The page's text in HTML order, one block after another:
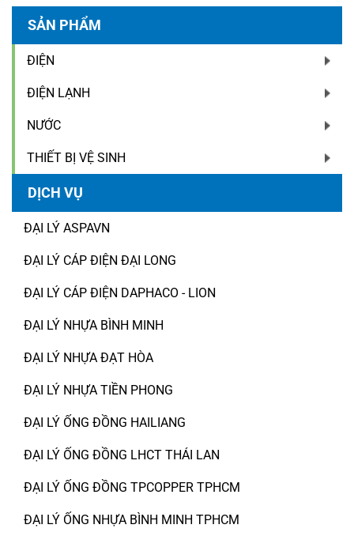
SẢN PHẨM
ĐIỆN
ĐIỆN LẠNH
NƯỚC
THIẾT BỊ VỆ SINH
DỊCH VỤ
ĐẠI LÝ ASPAVN
ĐẠI LÝ CÁP ĐIỆN ĐẠI LONG
ĐẠI LÝ CÁP ĐIỆN DAPHACO - LION
ĐẠI LÝ NHỰA BÌNH MINH
ĐẠI LÝ NHỰA ĐẠT HÒA
ĐẠI LÝ NHỰA TIỀN PHONG
ĐẠI LÝ ỐNG ĐỒNG HAILIANG
ĐẠI LÝ ỐNG ĐỒNG LHCT THÁI LAN
ĐẠI LÝ ỐNG ĐỒNG TPCOPPER TPHCM
ĐẠI LÝ ỐNG NHỰA BÌNH MINH TPHCM